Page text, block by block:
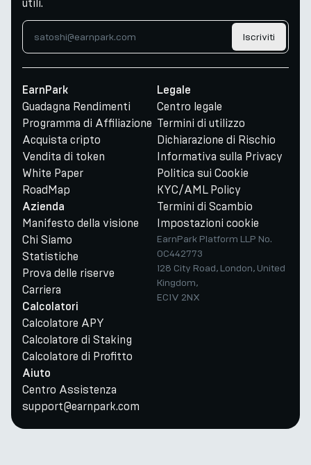
utili.
Iscriviti
EarnPark
Guadagna Rendimenti
Programma di Affiliazione
Acquista cripto
Vendita di token
White Paper
RoadMap
Azienda
Manifesto della visione
Chi Siamo
Statistiche
Prova delle riserve
Carriera
Calcolatori
Calcolatore APY
Calcolatore di Staking
Calcolatore di Profitto
Aiuto
Centro Assistenza
support@earnpark.com
Legale
Centro legale
Termini di utilizzo
Dichiarazione di Rischio
Informativa sulla Privacy
Politica sui Cookie
KYC/AML Policy
Termini di Scambio
Impostazioni cookie
EarnPark Platform LLP No.
OC442773
128 City Road, London, United
Kingdom,
EC1V 2NX